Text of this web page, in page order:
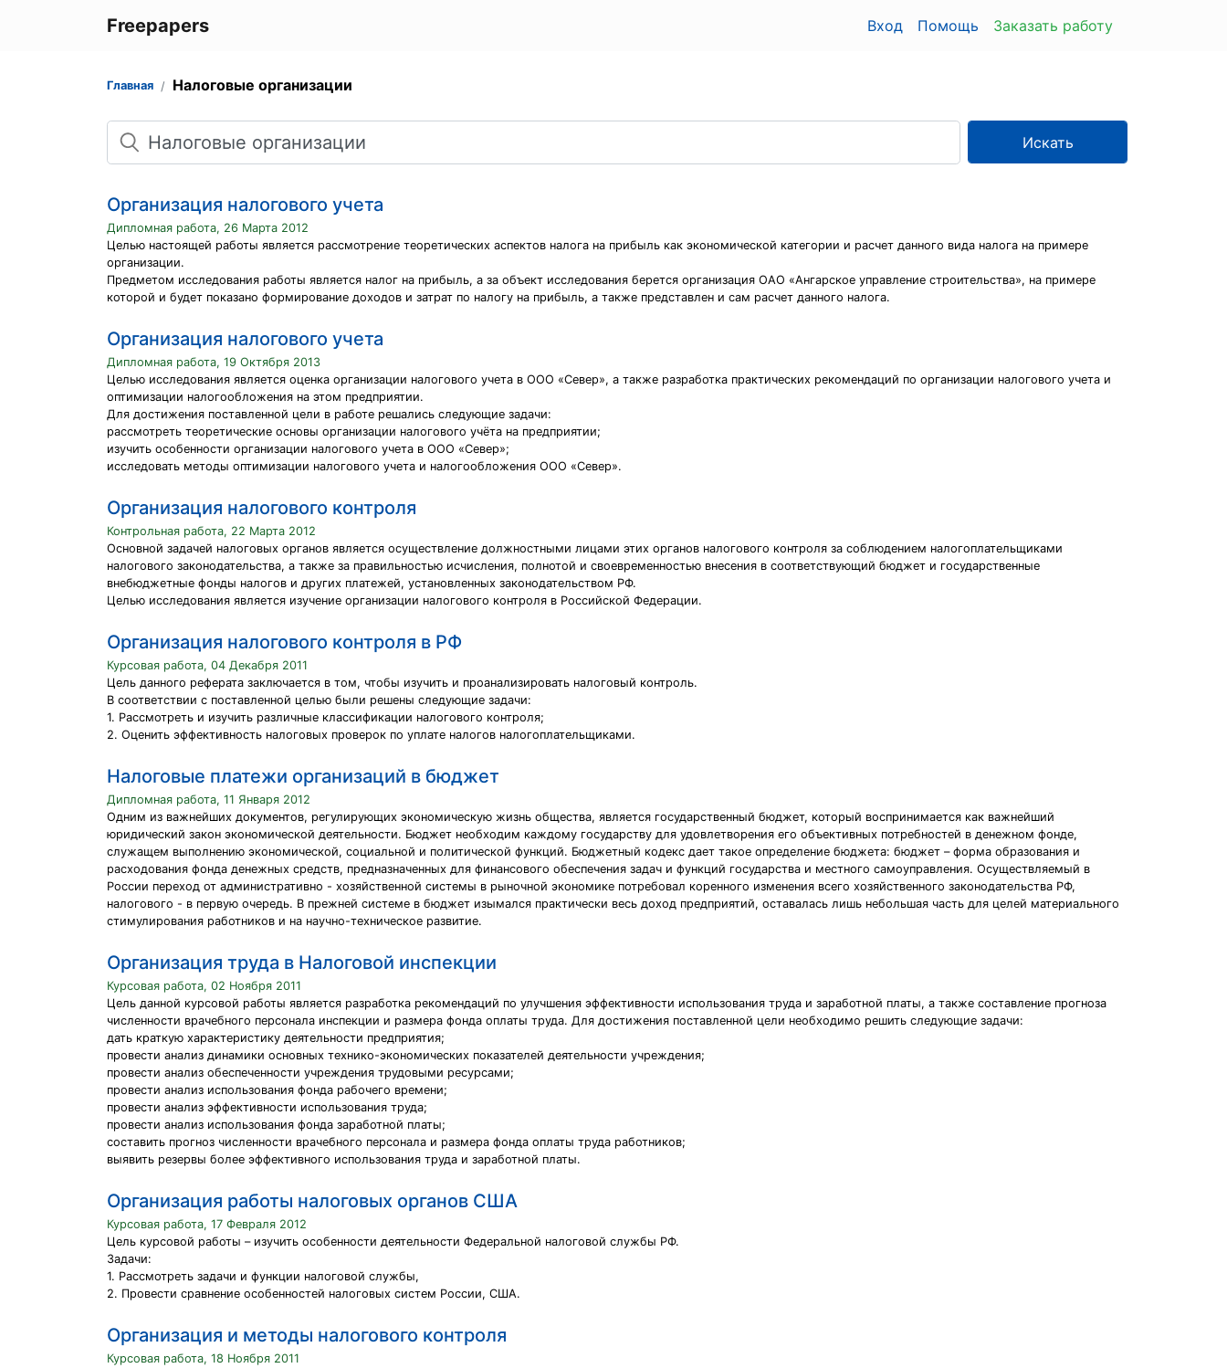
Freepapers Вход Помощь Заказать работу
Главная Налоговые организации
Поиск
Искать
Организация налогового учета
Дипломная работа, 26 Марта 2012
Целью настоящей работы является рассмотрение теоретических аспектов налога на прибыль как экономической категории и расчет данного вида налога на примере
организации.
Предметом исследования работы является налог на прибыль, а за объект исследования берется организация ОАО «Ангарское управление строительства», на примере
которой и будет показано формирование доходов и затрат по налогу на прибыль, а также представлен и сам расчет данного налога.
Организация налогового учета
Дипломная работа, 19 Октября 2013
Целью исследования является оценка организации налогового учета в ООО «Север», а также разработка практических рекомендаций по организации налогового учета и
оптимизации налогообложения на этом предприятии.
Для достижения поставленной цели в работе решались следующие задачи:
рассмотреть теоретические основы организации налогового учёта на предприятии;
изучить особенности организации налогового учета в ООО «Север»;
исследовать методы оптимизации налогового учета и налогообложения ООО «Север».
Организация налогового контроля
Контрольная работа, 22 Марта 2012
Основной задачей налоговых органов является осуществление должностными лицами этих органов налогового контроля за соблюдением налогоплательщиками
налогового законодательства, а также за правильностью исчисления, полнотой и своевременностью внесения в соответствующий бюджет и государственные
внебюджетные фонды налогов и других платежей, установленных законодательством РФ.
Целью исследования является изучение организации налогового контроля в Российской Федерации.
Организация налогового контроля в РФ
Курсовая работа, 04 Декабря 2011
Цель данного реферата заключается в том, чтобы изучить и проанализировать налоговый контроль.
В соответствии с поставленной целью были решены следующие задачи:
1. Рассмотреть и изучить различные классификации налогового контроля;
2. Оценить эффективность налоговых проверок по уплате налогов налогоплательщиками.
Налоговые платежи организаций в бюджет
Дипломная работа, 11 Января 2012
Одним из важнейших документов, регулирующих экономическую жизнь общества, является государственный бюджет, который воспринимается как важнейший
юридический закон экономической деятельности. Бюджет необходим каждому государству для удовлетворения его объективных потребностей в денежном фонде,
служащем выполнению экономической, социальной и политической функций. Бюджетный кодекс дает такое определение бюджета: бюджет – форма образования и
расходования фонда денежных средств, предназначенных для финансового обеспечения задач и функций государства и местного самоуправления. Осуществляемый в
России переход от административно - хозяйственной системы в рыночной экономике потребовал коренного изменения всего хозяйственного законодательства РФ,
налогового - в первую очередь. В прежней системе в бюджет изымался практически весь доход предприятий, оставалась лишь небольшая часть для целей материального
стимулирования работников и на научно-техническое развитие.
Организация труда в Налоговой инспекции
Курсовая работа, 02 Ноября 2011
Цель данной курсовой работы является разработка рекомендаций по улучшения эффективности использования труда и заработной платы, а также составление прогноза
численности врачебного персонала инспекции и размера фонда оплаты труда. Для достижения поставленной цели необходимо решить следующие задачи:
дать краткую характеристику деятельности предприятия;
провести анализ динамики основных технико-экономических показателей деятельности учреждения;
провести анализ обеспеченности учреждения трудовыми ресурсами;
провести анализ использования фонда рабочего времени;
провести анализ эффективности использования труда;
провести анализ использования фонда заработной платы;
составить прогноз численности врачебного персонала и размера фонда оплаты труда работников;
выявить резервы более эффективного использования труда и заработной платы.
Организация работы налоговых органов США
Курсовая работа, 17 Февраля 2012
Цель курсовой работы – изучить особенности деятельности Федеральной налоговой службы РФ.
Задачи:
1. Рассмотреть задачи и функции налоговой службы,
2. Провести сравнение особенностей налоговых систем России, США.
Организация и методы налогового контроля
Курсовая работа, 18 Ноября 2011